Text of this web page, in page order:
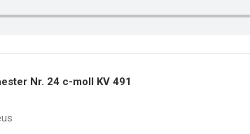
Nr. 24 c-moll KV 491